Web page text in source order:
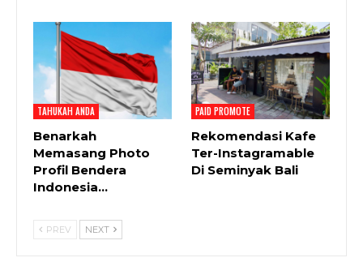
TAHUKAH ANDA
Benarkah
Memasang Photo
Profil Bendera
Indonesia…
PAID PROMOTE
Rekomendasi Kafe
Ter-Instagramable
Di Seminyak Bali
PREV NEXT